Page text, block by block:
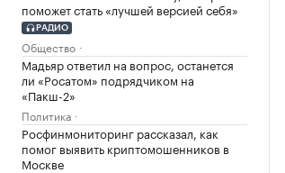
поможет стать «лучшей версией себя»
РАДИО
Общество
Мадьяр ответил на вопрос, останется
ли «Росатом» подрядчиком на
«Пакш-2»
Политика
Росфинмониторинг рассказал, как
помог выявить криптомошенников в
Москве